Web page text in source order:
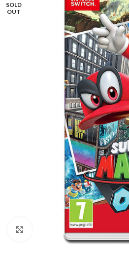
SOLD
OUT
Click to enlarge